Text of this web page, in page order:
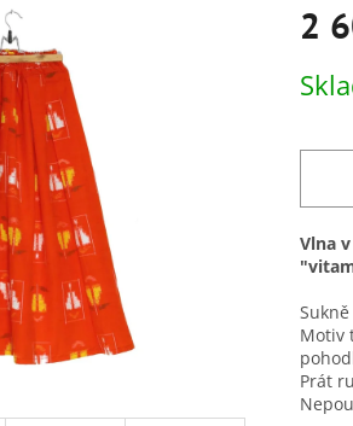
2
cena:
Vlna
Motiv
Prát